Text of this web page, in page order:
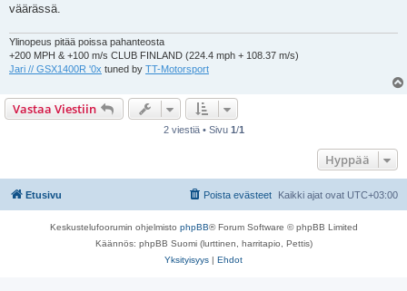
väärässä.
Ylinopeus pitää poissa pahanteosta
+200 MPH & +100 m/s CLUB FINLAND (224.4 mph + 108.37 m/s)
Jari // GSX1400R '0x tuned by TT-Motorsport
Vastaa Viestiin
2 viestiä • Sivu 1 /1
Hyppää
Etusivu Kaikki ajat ovat UTC+03:00
Poista evästeet
Keskustelufoorumin ohjelmisto phpBB® Forum Software © phpBB Limited
Käännös: phpBB Suomi (lurttinen, harritapio, Pettis)
Yksityisyys | Ehdot